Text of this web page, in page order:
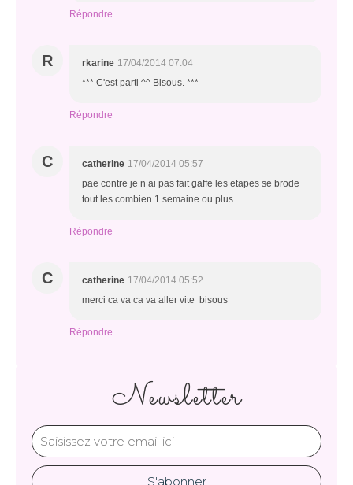
Répondre
R rkarine 17/04/2014 07:04
*** C'est parti ^^ Bisous. ***
Répondre
C catherine 17/04/2014 05:57
pae contre je n ai pas fait gaffe les etapes se brode
tout les combien 1 semaine ou plus
Répondre
C catherine 17/04/2014 05:52
merci ca va ca va aller vite bisous
Répondre
Newsletter